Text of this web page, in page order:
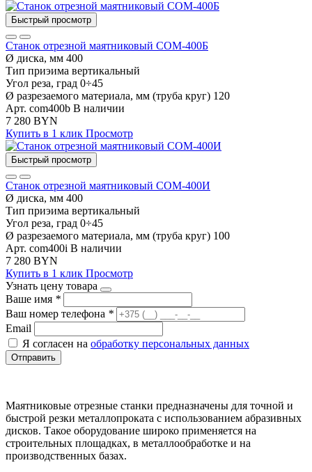
Быстрый просмотр
Станок отрезной маятниковый СОМ-400Б
Ø диска, мм 400
Тип приэима вертикальный
Угол реза, град 0÷45
Ø разрезаемого материала, мм (труба круг) 120
Арт. com400b В наличии
7 280 BYN
Купить в 1 клик Просмотр
Быстрый просмотр
Станок отрезной маятниковый СОМ-400И
Ø диска, мм 400
Тип приэима вертикальный
Угол реза, град 0÷45
Ø разрезаемого материала, мм (труба круг) 100
Арт. com400i В наличии
7 280 BYN
Купить в 1 клик Просмотр
Узнать цену товара
Ваше имя *
Ваш номер телефона *
Email
Я согласен на обработку персональных данных
Отправить
Маятниковые отрезные станки предназначены для точной и
быстрой резки металлопроката с использованием абразивных
дисков. Такое оборудование широко применяется на
строительных площадках, в металлообработке и на
производственных базах.